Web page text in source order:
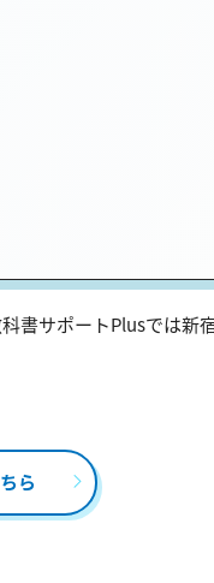
書サポートPlusでは新
ら